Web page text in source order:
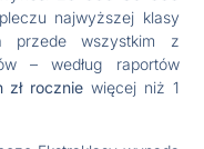
najwyższej klasy
przede wszystkim z
– według raportów
zł rocznie więcej niż 1